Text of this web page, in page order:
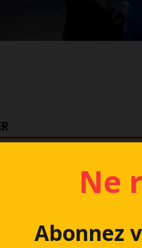
(onNe
Abonnez